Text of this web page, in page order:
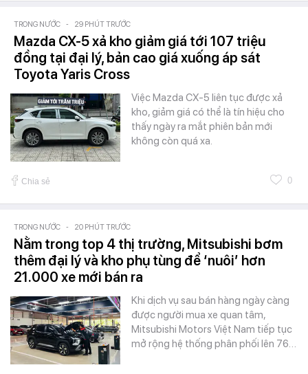
TRONG NƯỚC - 29 PHÚT TRƯỚC
Mazda CX-5 xả kho giảm giá tới 107 triệu
đồng tại đại lý, bản cao giá xuống áp sát
Toyota Yaris Cross
Việc Mazda CX-5 liên tục được xả
kho, giảm giá có thể là tín hiệu cho
thấy ngày ra mắt phiên bản mới
không còn quá xa.
Chia sẻ 0
TRONG NƯỚC - 20 PHÚT TRƯỚC
Nằm trong top 4 thị trường, Mitsubishi bơm
thêm đại lý và kho phụ tùng để ‘nuôi’ hơn
21.000 xe mới bán ra
Khi dịch vụ sau bán hàng ngày càng
được người mua xe quan tâm,
Mitsubishi Motors Việt Nam tiếp tục
mở rộng hệ thống phân phối lên 76…